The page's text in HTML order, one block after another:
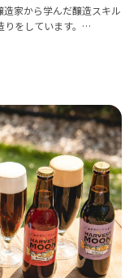
家から学んだ醸造スキル
りをしています。…